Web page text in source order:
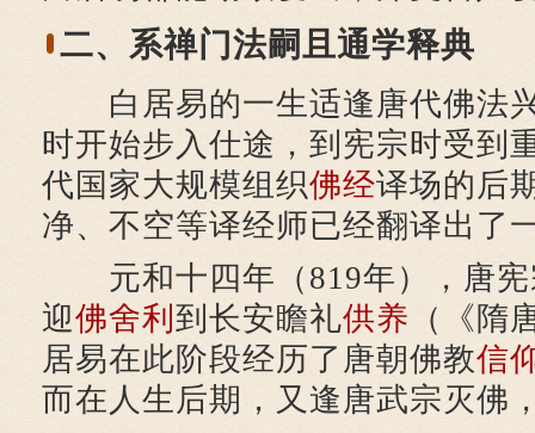
二、系禅门法嗣且通学释典
白居易的一生适逢唐代佛法
时开始步入仕途，到宪宗时受到
代国家大规模组织佛经译场的后
净、不空等译经师已经翻译出了
元和十四年（819年），唐宪
迎佛舍利 到长安瞻礼供养 （《隋
居易在此阶段经历了唐朝佛教信
而在人生后期，又逢唐武宗灭佛